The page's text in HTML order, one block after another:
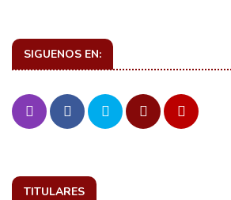
SIGUENOS EN:
TITULARES